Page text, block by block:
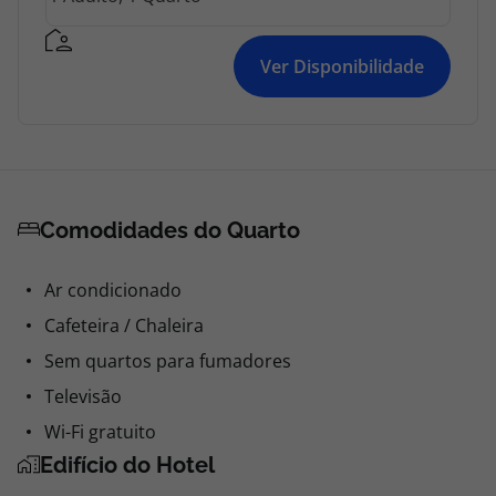
Ver Disponibilidade
Comodidades do Quarto
Ar condicionado
Cafeteira / Chaleira
Sem quartos para fumadores
Televisão
Wi-Fi gratuito
Edifício do Hotel